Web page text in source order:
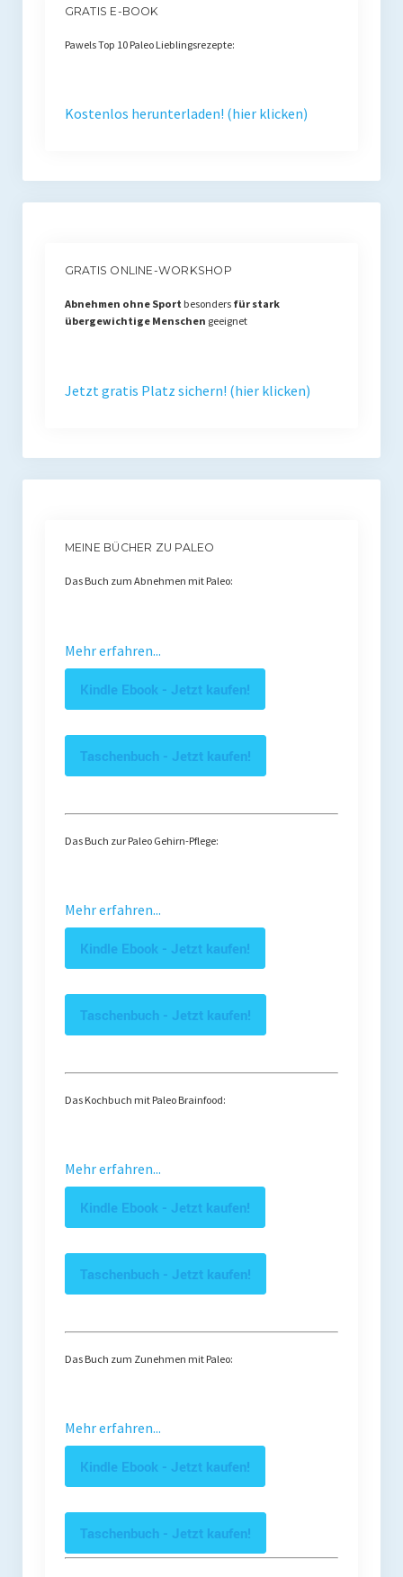
GRATIS E-BOOK
Pawels Top 10 Paleo Lieblingsrezepte:
Kostenlos herunterladen! (hier klicken)
GRATIS ONLINE-WORKSHOP
Abnehmen ohne Sport besonders für stark
übergewichtige Menschen geeignet
Jetzt gratis Platz sichern! (hier klicken)
MEINE BÜCHER ZU PALEO
Das Buch zum Abnehmen mit Paleo:
Mehr erfahren...
Kindle Ebook - Jetzt kaufen!
Taschenbuch - Jetzt kaufen!
Das Buch zur Paleo Gehirn-Pflege:
Mehr erfahren...
Kindle Ebook - Jetzt kaufen!
Taschenbuch - Jetzt kaufen!
Das Kochbuch mit Paleo Brainfood:
Mehr erfahren...
Kindle Ebook - Jetzt kaufen!
Taschenbuch - Jetzt kaufen!
Das Buch zum Zunehmen mit Paleo:
Mehr erfahren...
Kindle Ebook - Jetzt kaufen!
Taschenbuch - Jetzt kaufen!